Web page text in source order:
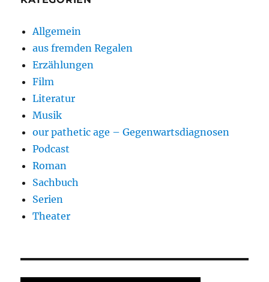
Allgemein
aus fremden Regalen
Erzählungen
Film
Literatur
Musik
our pathetic age – Gegenwartsdiagnosen
Podcast
Roman
Sachbuch
Serien
Theater